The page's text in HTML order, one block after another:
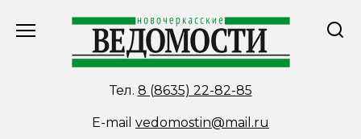
Тел. 8 (8635) 22-82-85
E-mail vedomostin@mail.ru